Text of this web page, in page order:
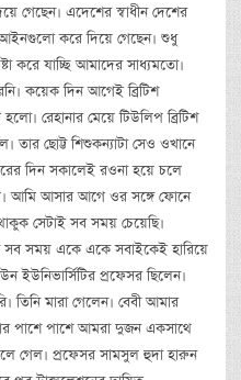
গেছেন। এদেশের স্বাধীন দেশের
আইনগুলো করে দিয়ে গেছেন। শুধু
করে যাচ্ছি আমাদের সাধ্যমতো।
কয়েক দিন আগেই ব্রিটিশ
হলো। রেহানার মেয়ে টিউলিপ ব্রিটিশ
তার ছোট্ট শিশুকন্যাটা সেও ওখানে
দিন সকালেই রওনা হয়ে চলে
আমি আসার আগে ওর সঙ্গে ফোনে
সেটাই সব সময় চেয়েছি।
সব সময় একে একে সবাইকেই হারিয়ে
ইউনিভার্সিটির প্রফেসর ছিলেন।
মারা গেলেন। বেবী আমার
পাশে পাশে আমরা দুজন একসাথে
গেল। প্রফেসর সামসুল হুদা হারুন